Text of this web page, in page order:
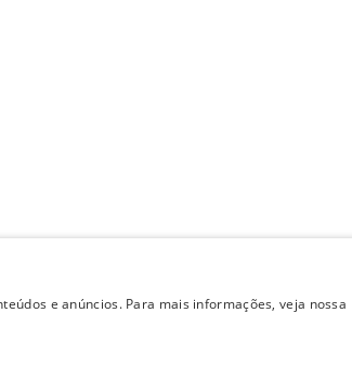
e anúncios. Para mais informações, veja nossa